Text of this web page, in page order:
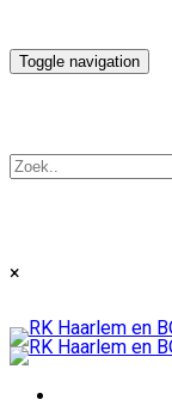
Toggle navigation
×